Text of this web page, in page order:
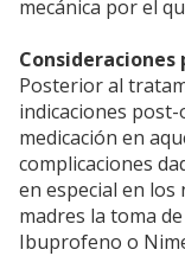
mecánica por el
Posterior al
indicaciones
medicación en
complicaciones
en especial en los
madres la toma
Ibuprofeno o